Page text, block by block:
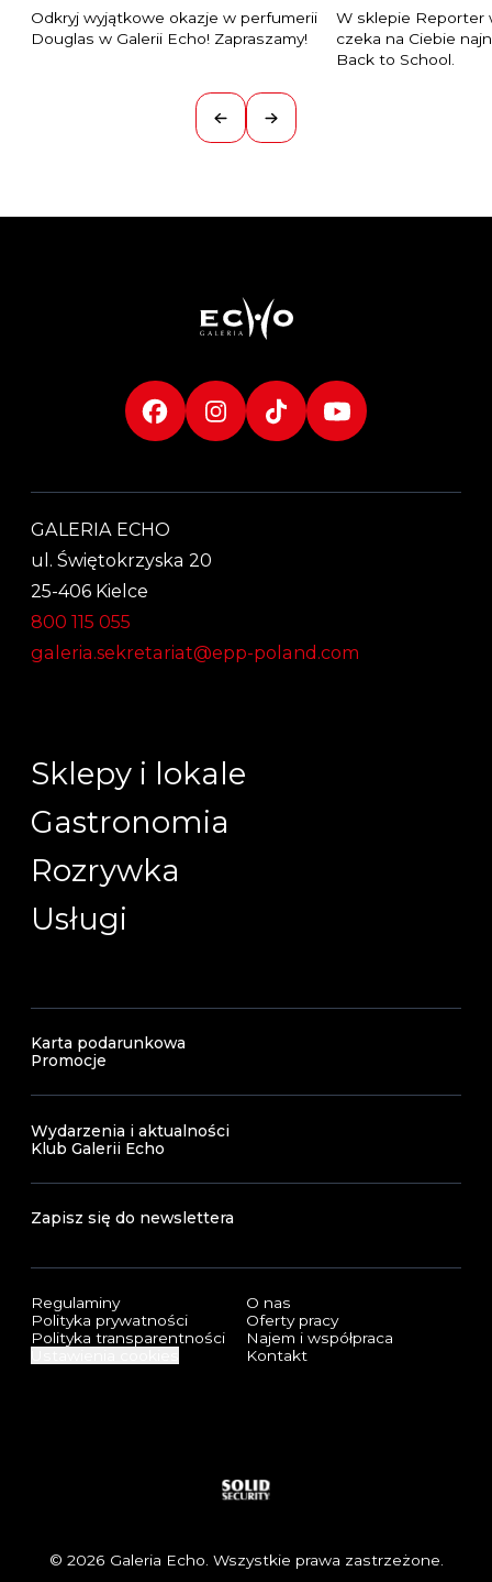
Odkryj wyjątkowe okazje w perfumerii
Douglas w Galerii Echo! Zapraszamy!
W sklepie Reporter
czeka na Ciebie
Back to School.
GALERIA ECHO
ul. Świętokrzyska 20
25-406 Kielce
800 115 055
galeria.sekretariat@epp-poland.com
Sklepy i lokale
Gastronomia
Rozrywka
Usługi
Karta podarunkowa
Promocje
Wydarzenia i aktualności
Klub Galerii Echo
Zapisz się do newslettera
Regulaminy
Polityka prywatności
Polityka transparentności
O nas
Oferty pracy
Najem i współpraca
Kontakt
© 2026 Galeria Echo. Wszystkie prawa zastrzeżone.